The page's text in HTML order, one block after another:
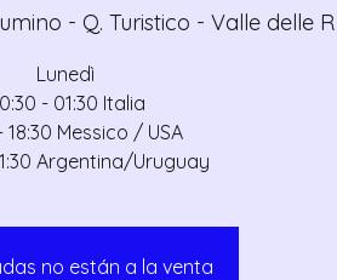
- Q. Turistico - Valle delle R
Lunedì
- 01:30 Italia
18:30 Messico / USA
no están a la venta